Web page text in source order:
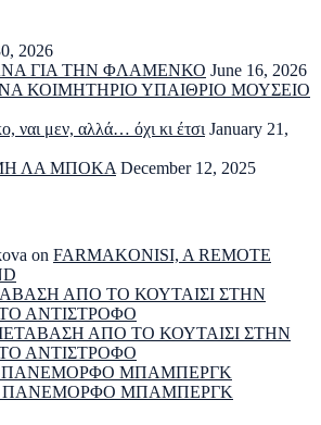
2026
ΓΙΑ ΤΗΝ ΦΛΑΜΕΝΚΟ June 16, 2026
ΚΟΙΜΗΤΗΡΙΟ ΥΠΑΙΘΡΙΟ ΜΟΥΣΕΙΟ
ναι μεν, αλλά… όχι κι έτσι January 21,
ΛΑ ΜΠΟΚΑ December 12, 2025
on FARMAKONISI, A REMOTE
ΑΠΟ ΤΟ ΚΟΥΤΑΙΣΙ ΣΤΗΝ
ΑΝΤΙΣΤΡΟΦΟ
ΑΠΟ ΤΟ ΚΟΥΤΑΙΣΙ ΣΤΗΝ
ΑΝΤΙΣΤΡΟΦΟ
ΠΑΝΕΜΟΡΦΟ ΜΠΑΜΠΕΡΓΚ
ΠΑΝΕΜΟΡΦΟ ΜΠΑΜΠΕΡΓΚ